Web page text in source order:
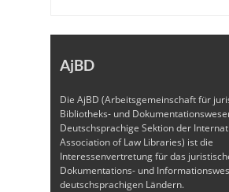
AjBD
Die AjBD (Arbeitsgemeinschaft für
Bibliotheks- und
Deutschsprachige Sektion der
Association of Law Libraries) ist die
Interessenvertretung für das
Dokumentations- und
deutschsprachigen Ländern.